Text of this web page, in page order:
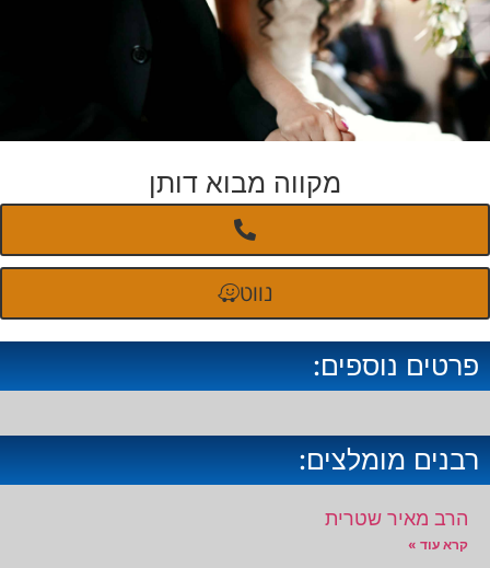
מקווה מבוא דותן
נווט
פרטים נוספים:
רבנים מומלצים:
הרב מאיר שטרית
קרא עוד »